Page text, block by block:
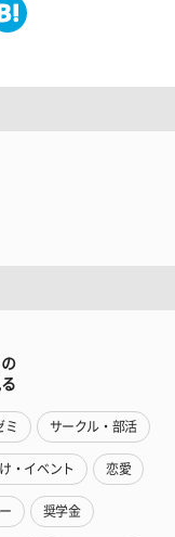
ミ サークル・部活
・イベント 恋愛
奨学金